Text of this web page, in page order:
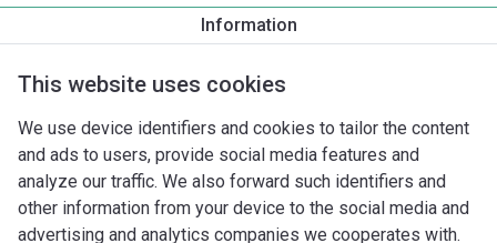
Information
This website uses cookies
We use device identifiers and cookies to tailor the content
and ads to users, provide social media features and
analyze our traffic. We also forward such identifiers and
other information from your device to the social media and
advertising and analytics companies we cooperates with.
Stratos PICO 25/0,5-8 -130